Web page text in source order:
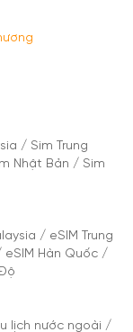
/ Sim Trung
Nhật Bản / Sim
/ eSIM Trung
eSIM Hàn Quốc /
lịch nước ngoài /